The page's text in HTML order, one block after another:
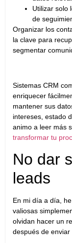
Utilizar solo
de
Organizar los
la clave para
segmentar
Sistemas CRM
enriquecer
mantener sus
intereses, estado
animo a leer más
transformar tu
No dar
leads
En mi día a día,
valiosas
olvidan hacer un
después de enviar